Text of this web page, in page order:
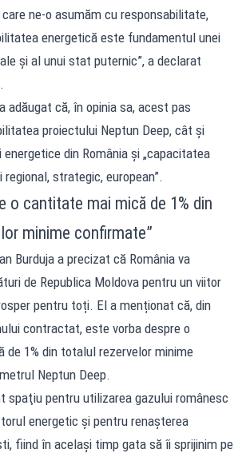
ne-o asumăm cu responsabilitate,
energetică este fundamentul unei
şi al unui stat puternic”, a declarat
adăugat că, în opinia sa, acest pas
proiectului Neptun Deep, cât şi
din România şi „capacitatea
strategic, european”.
o cantitate mai mică de 1% din
minime confirmate”
Burduja a precizat că România va
de Republica Moldova pentru un viitor
pentru toți. El a menționat că, din
contractat, este vorba despre o
de 1% din totalul rezervelor minime
Neptun Deep.
spaţiu pentru utilizarea gazului românesc
energetic şi pentru renaşterea
fiind în acelaşi timp gata să îi sprijinim pe